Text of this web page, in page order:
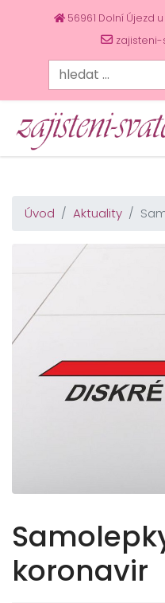
56961 Dolní Újezd
Úvod Aktuality
koronavir